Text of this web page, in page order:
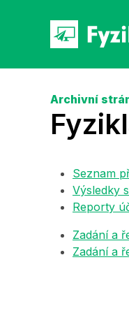
Archivní
Seznam
Výsledky
Reporty
Zadání a
Zadání a